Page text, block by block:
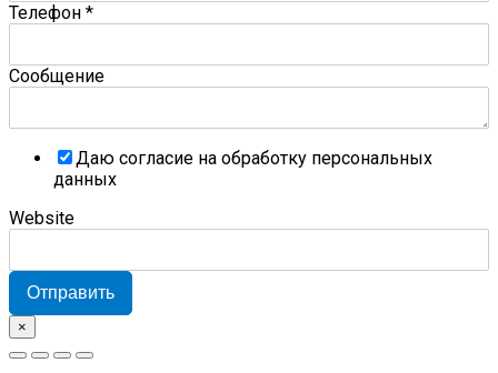
Телефон *
Сообщение
Даю согласие на обработку персональных
данных
Website
Отправить
×